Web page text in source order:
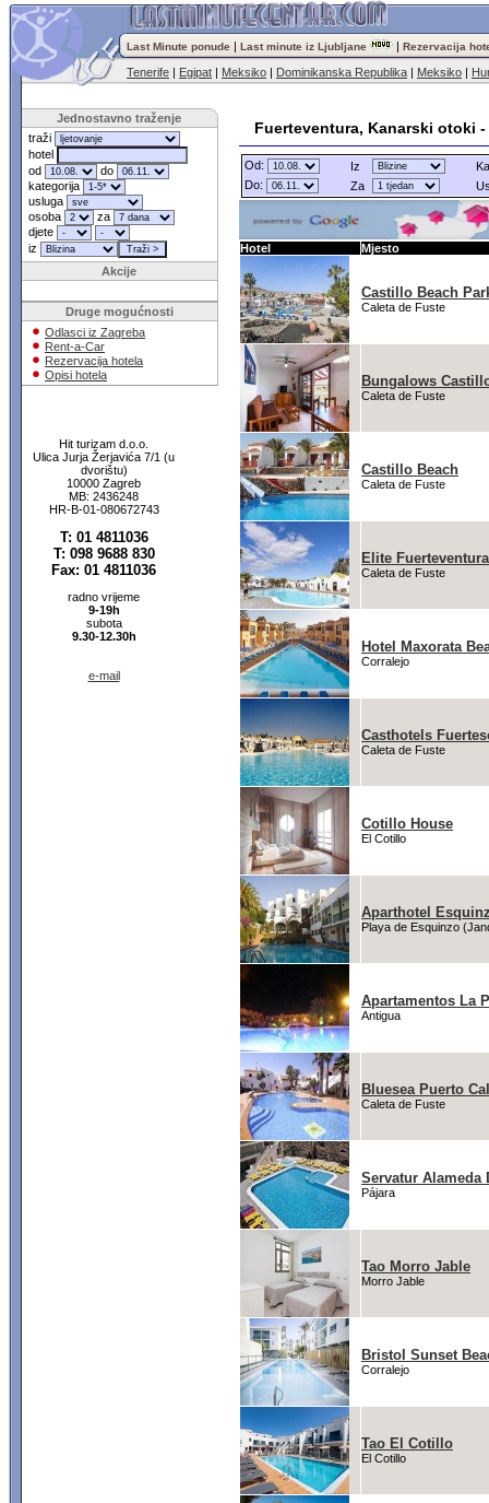
Fuerteventura, Kanarski otoki
Last Minute ponude | Last minute iz Ljubljane | Rezervacija
Tenerife | Egipat | Meksiko | Dominikanska Republika | Meksiko |
Jednostavno traženje
traži
hotel
od
do
kategorija
usluga
osoba
za
djete
iz
Akcije
Druge mogućnosti
Odlasci iz Zagreba
Rent-a-Car
Rezervacija hotela
Opisi hotela
Hit turizam d.o.o.
Ulica Jurja Žerjavića 7/1 (u
dvorištu)
10000 Zagreb
MB: 2436248
HR-B-01-080672743
T: 01 4811036
T: 098 9688 830
Fax: 01 4811036
radno vrijeme
9-19h
subota
9.30-12.30h
e-mail
Od: Iz
Do:
Za
Hotel Mjesto
Castillo Beach
Caleta de Fuste
Bungalows
Caleta de Fuste
Castillo Beach
Caleta de Fuste
Elite
Caleta de Fuste
Hotel Maxorata
Corralejo
Casthotels
Caleta de Fuste
Cotillo House
El Cotillo
Aparthotel
Playa de Esquinzo
Apartamentos La
Antigua
Bluesea Puerto
Caleta de Fuste
Servatur Alameda
Pájara
Tao Morro Jable
Morro Jable
Bristol Sunset
Corralejo
Tao El Cotillo
El Cotillo